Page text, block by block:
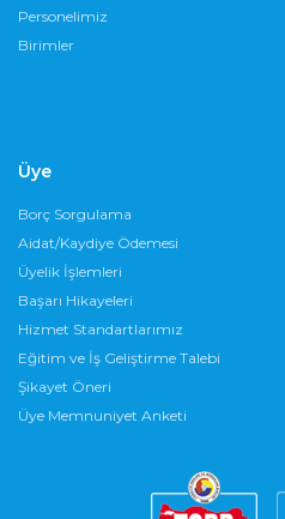
Personelimiz
Birimler
Üye
Borç Sorgulama
Aidat/Kaydiye Ödemesi
Üyelik İşlemleri
Başarı Hikayeleri
Hizmet Standartlarımız
Eğitim ve İş Geliştirme Talebi
Şikayet Öneri
Üye Memnuniyet Anketi